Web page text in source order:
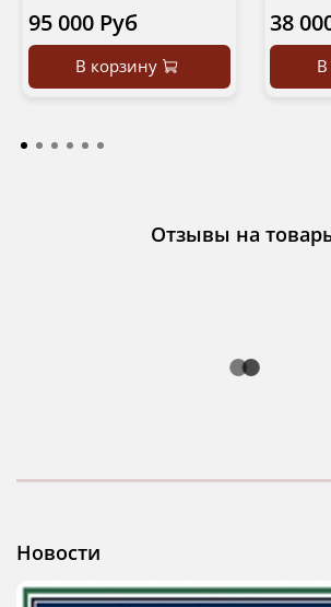
95 000 Руб
В корзину
38
В
Отзывы на
Новости